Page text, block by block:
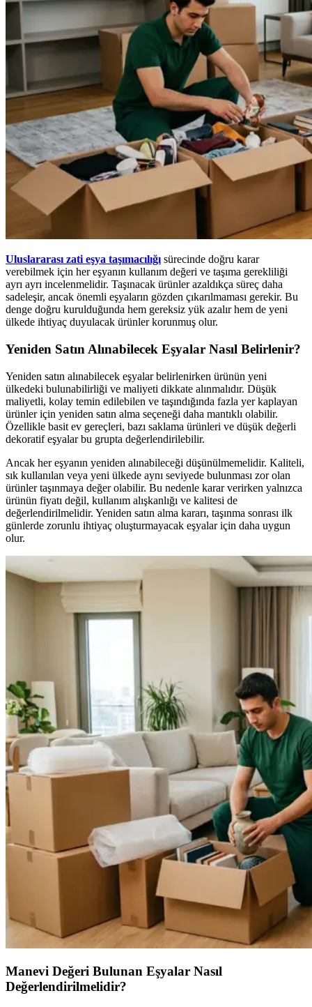
Uluslararası zati eşya taşımacılığı sürecinde doğru karar
verebilmek için her eşyanın kullanım değeri ve taşıma gerekliliği
ayrı ayrı incelenmelidir. Taşınacak ürünler azaldıkça süreç daha
sadeleşir, ancak önemli eşyaların gözden çıkarılmaması gerekir. Bu
denge doğru kurulduğunda hem gereksiz yük azalır hem de yeni
ülkede ihtiyaç duyulacak ürünler korunmuş olur.
Yeniden Satın Alınabilecek Eşyalar Nasıl Belirlenir?
Yeniden satın alınabilecek eşyalar belirlenirken ürünün yeni
ülkedeki bulunabilirliği ve maliyeti dikkate alınmalıdır. Düşük
maliyetli, kolay temin edilebilen ve taşındığında fazla yer kaplayan
ürünler için yeniden satın alma seçeneği daha mantıklı olabilir.
Özellikle basit ev gereçleri, bazı saklama ürünleri ve düşük değerli
dekoratif eşyalar bu grupta değerlendirilebilir.
Ancak her eşyanın yeniden alınabileceği düşünülmemelidir. Kaliteli,
sık kullanılan veya yeni ülkede aynı seviyede bulunması zor olan
ürünler taşınmaya değer olabilir. Bu nedenle karar verirken yalnızca
ürünün fiyatı değil, kullanım alışkanlığı ve kalitesi de
değerlendirilmelidir. Yeniden satın alma kararı, taşınma sonrası ilk
günlerde zorunlu ihtiyaç oluşturmayacak eşyalar için daha uygun
olur.
Manevi Değeri Bulunan Eşyalar Nasıl
Değerlendirilmelidir?